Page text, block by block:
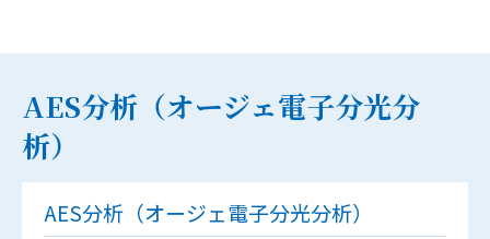
AES分析（オージェ電子分光分
析）
AES分析（オージェ電子分光分析）